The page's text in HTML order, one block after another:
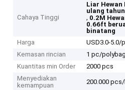
Cahaya Tinggi
Liar Hewan
ulang tahun
, 0.2M
0.66ft
binatang
Harga
USD3.0-5.0/
Kemasan rincian
1 pc/polybag
Kuantitas min Order
2000 pcs
Menyediakan
kemampuan
200.000